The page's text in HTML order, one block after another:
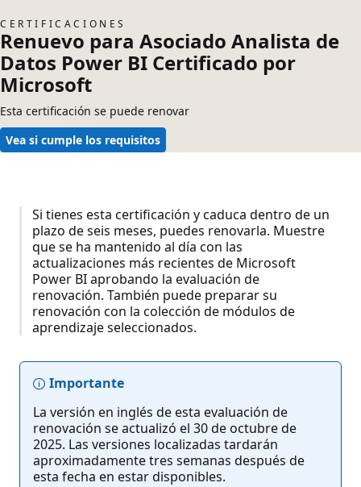
CERTIFICACIONES
Renuevo para Asociado Analista de
Datos Power BI Certificado por
Microsoft
Esta certificación se puede renovar
Vea si cumple los requisitos
Si tienes esta certificación y caduca dentro de un
plazo de seis meses, puedes renovarla. Muestre
que se ha mantenido al día con las
actualizaciones más recientes de Microsoft
Power BI aprobando la evaluación de
renovación. También puede preparar su
renovación con la colección de módulos de
aprendizaje seleccionados.
Importante
La versión en inglés de esta evaluación de
renovación se actualizó el 30 de octubre de
2025. Las versiones localizadas tardarán
aproximadamente tres semanas después de
esta fecha en estar disponibles.